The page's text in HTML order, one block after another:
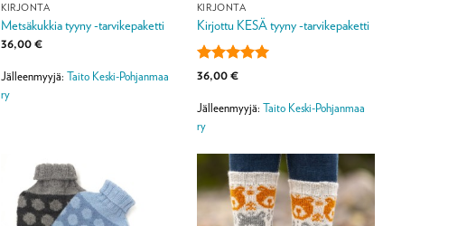
KIRJONTA
Metsäkukkia tyyny -tarvikepaketti
36,00€
Jälleenmyyjä:Taito Keski-Pohjanmaa
ry
KIRJONTA
Kirjottu KESÄ tyyny -tarvikepaketti
Arvostelu
/ 5
36,00€
Jälleenmyyjä: Taito Keski-Pohjanmaa
ry